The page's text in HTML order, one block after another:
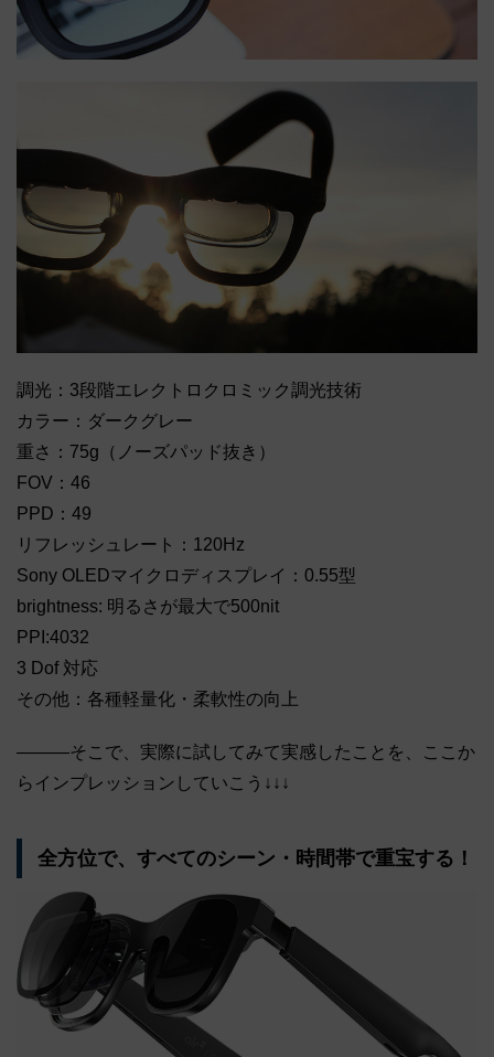
調光：3段階エレクトロクロミック調光技術
カラー：ダークグレー
重さ：75g（ノーズパッド抜き）
FOV：46
PPD：49
リフレッシュレート：120Hz
Sony OLEDマイクロディスプレイ：0.55型
brightness: 明るさが最大で500nit
PPI:4032
3 Dof 対応
その他：各種軽量化・柔軟性の向上
―――そこで、実際に試してみて実感したことを、ここか
らインプレッションしていこう↓↓↓
全方位で、すべてのシーン・時間帯で重宝する！